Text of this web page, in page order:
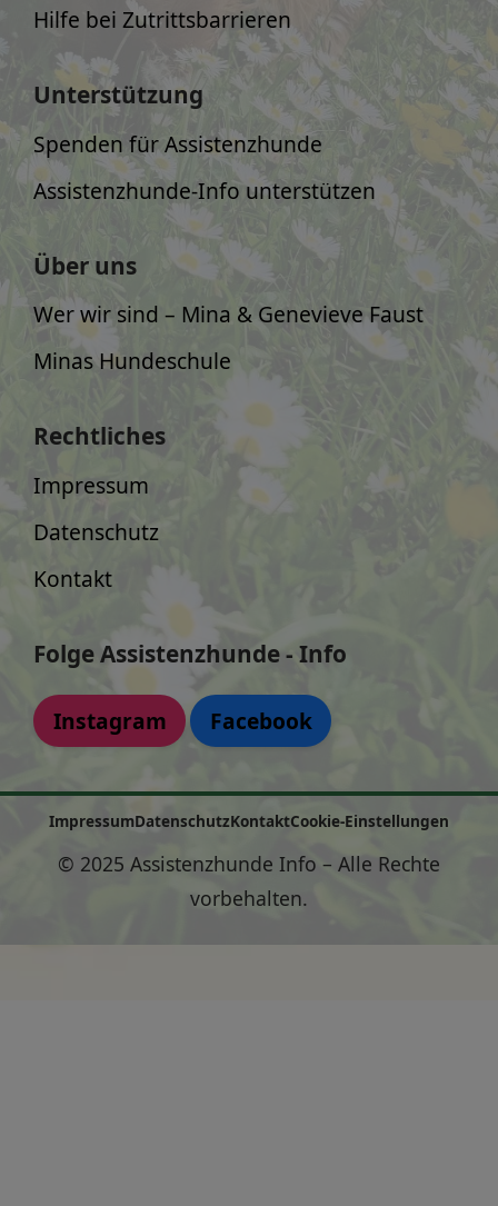
Hilfe bei Zutrittsbarrieren
Unterstützung
Spenden für Assistenzhunde
Assistenzhunde-Info unterstützen
Über uns
Wer wir sind – Mina & Genevieve Faust
Minas Hundeschule
Rechtliches
Impressum
Datenschutz
Kontakt
Folge Assistenzhunde - Info
Instagram Facebook
ImpressumDatenschutzKontaktCookie-Einstellungen
© 2025 Assistenzhunde Info – Alle Rechte
vorbehalten.